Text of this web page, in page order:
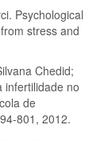
Psychological
stress and
Chedid;
infertilidade no
de
801, 2012.